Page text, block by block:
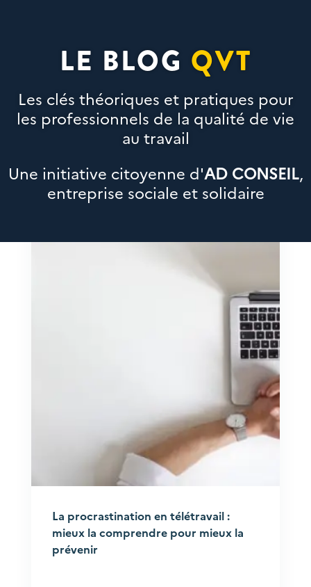
LE BLOG QVT
Les clés théoriques et pratiques pour
les professionnels de la qualité de vie
au travail
Une initiative citoyenne d'AD CONSEIL,
entreprise sociale et solidaire
La procrastination en télétravail :
mieux la comprendre pour mieux la
prévenir